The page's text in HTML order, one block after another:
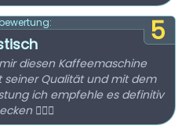
5
diesen Kaffeemaschine
Qualität und mit dem
ich empfehle es definitiv
🙋🏻‍♀️